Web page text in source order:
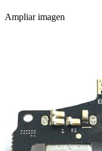
Ampliar imagen